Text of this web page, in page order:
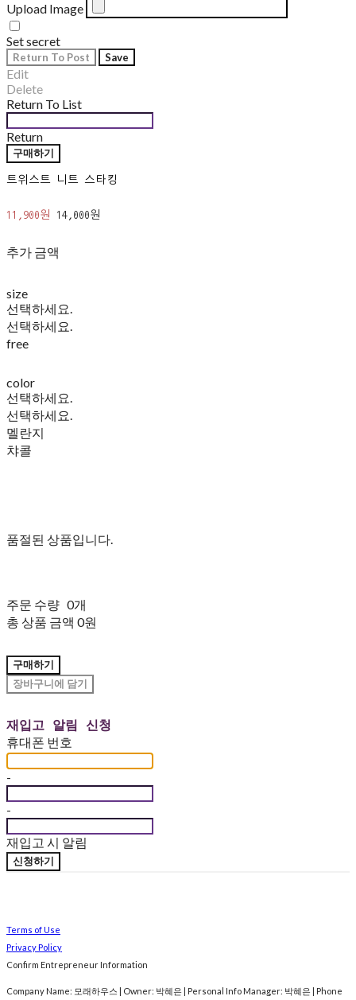
Upload Image
Set secret
Return To Post Save
Edit
Delete
Return To List
Return
구매하기
트위스트 니트 스타킹
11,900원 14,000원
추가 금액
size
선택하세요.
선택하세요.
free
color
선택하세요.
선택하세요.
멜란지
챠콜
품절된 상품입니다.
주문 수량 0개
총 상품 금액 0원
구매하기
장바구니에 담기
재입고 알림 신청
휴대폰 번호
-
-
재입고 시 알림
신청하기
Terms of Use
Privacy Policy
Confirm Entrepreneur Information
Company Name: 모래하우스 | Owner: 박혜은 | Personal Info Manager: 박혜은 | Phone